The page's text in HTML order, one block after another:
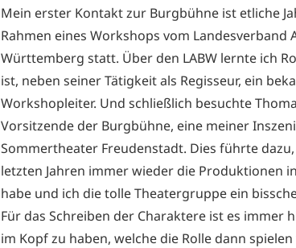
Mein erster Kontakt zur Burgbühne ist etliche
Rahmen eines Workshops vom Landesverband
Württemberg statt. Über den LABW lernte ich
ist, neben seiner Tätigkeit als Regisseur, ein
Workshopleiter. Und schließlich besuchte
Vorsitzende der Burgbühne, eine meiner
Sommertheater Freudenstadt. Dies führte
letzten Jahren immer wieder die Produktionen
habe und ich die tolle Theatergruppe ein
Für das Schreiben der Charaktere ist es immer
im Kopf zu haben, welche die Rolle dann